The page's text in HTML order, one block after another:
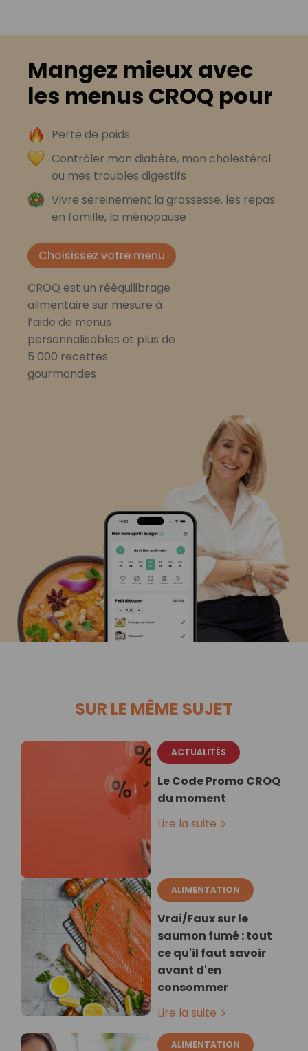
Mangez mieux avec
les menus CROQ pour
Perte de poids
Contrôler mon diabète, mon cholestérol
ou mes troubles digestifs
Vivre sereinement la grossesse, les repas
en famille, la ménopause
Choisissez votre menu
CROQ est un rééquilibrage
alimentaire sur mesure à
l’aide de menus
personnalisables et plus de
5 000 recettes
gourmandes
SUR LE MÊME SUJET
ACTUALITÉS
Le Code Promo CROQ
du moment
Lire la suite
ALIMENTATION
Vrai/Faux sur le
saumon fumé : tout
ce qu'il faut savoir
avant d'en
consommer
Lire la suite
ALIMENTATION